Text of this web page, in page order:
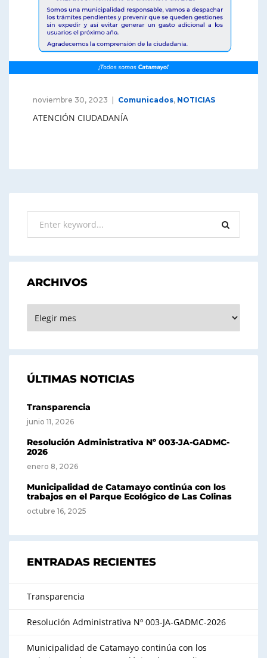
noviembre 30, 2023 Comunicados, NOTICIAS
ATENCIÓN CIUDADANÍA
ARCHIVOS
ÚLTIMAS NOTICIAS
Transparencia
junio 11, 2026
Resolución Administrativa Nº 003-JA-GADMC-
2026
enero 8, 2026
Municipalidad de Catamayo continúa con los
trabajos en el Parque Ecológico de Las Colinas
octubre 16, 2025
ENTRADAS RECIENTES
Transparencia
Resolución Administrativa Nº 003-JA-GADMC-2026
Municipalidad de Catamayo continúa con los